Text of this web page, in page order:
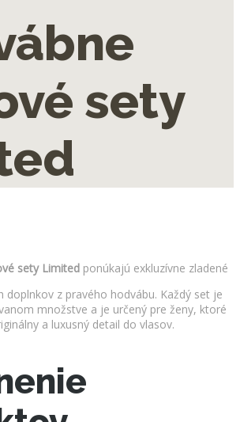
sety
sety Limited ponúkajú exkluzívne zladené
doplnkov z pravého hodvábu. Každý set je
množstve a je určený pre ženy, ktoré
a luxusný detail do vlasov.